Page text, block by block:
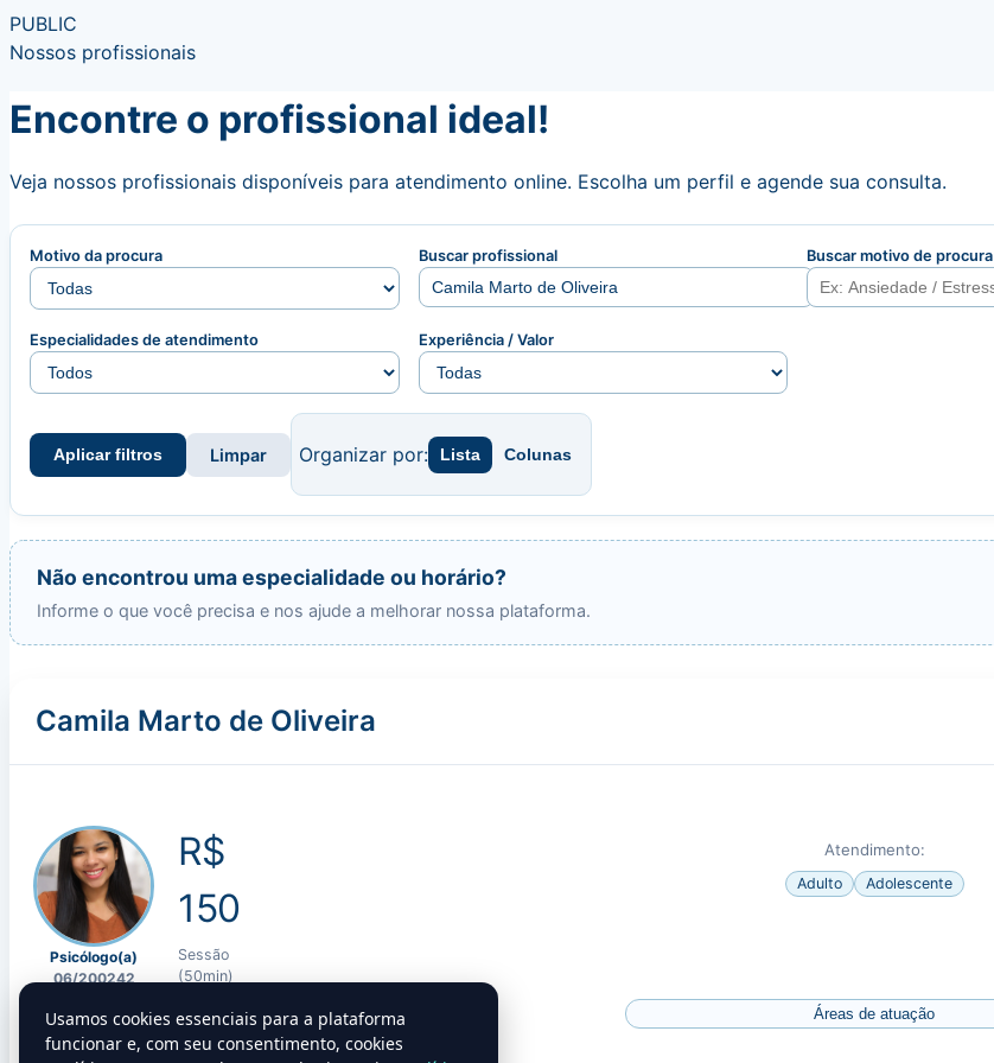
PUBLIC
Nossos profissionais
Usamos cookies essenciais para a plataforma
funcionar e, com seu consentimento, cookies
Encontre o profissional ideal!
Veja nossos profissionais disponíveis para atendimento online. Escolha um perfil e agende sua consulta.
Motivo da procura Buscar profissional Buscar motivo de procura
Especialidades de atendimento Experiência / Valor
Aplicar filtros Limpar Organizar por: Lista Colunas
Não encontrou uma especialidade ou horário?
Informe o que você precisa e nos ajude a melhorar nossa plataforma.
Camila Marto de Oliveira
Psicólogo(a)
06/200242
Atende hoje
R$
150
Sessão
(50min)
Quero agendar!
Atendimento:
Adulto Adolescente
Áreas de atuação